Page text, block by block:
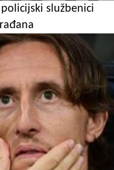
službenici